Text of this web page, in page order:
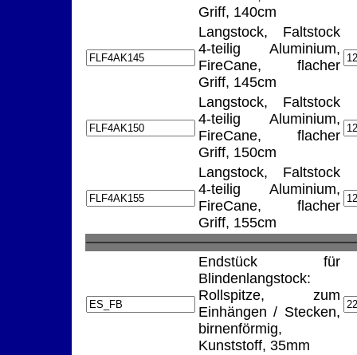
Griff, 140cm
Langstock, Faltstock
4-teilig Aluminium,
FireCane, flacher
Griff, 145cm
Langstock, Faltstock
4-teilig Aluminium,
FireCane, flacher
Griff, 150cm
Langstock, Faltstock
4-teilig Aluminium,
FireCane, flacher
Griff, 155cm
Endstück für
Blindenlangstock:
Rollspitze, zum
Einhängen / Stecken,
birnenförmig,
Kunststoff, 35mm